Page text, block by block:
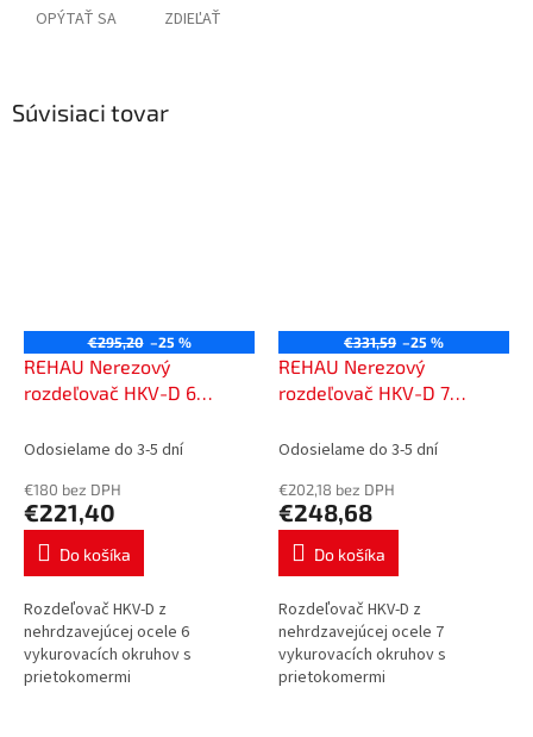
OPÝTAŤ SA ZDIEĽAŤ
Súvisiaci tovar
€295,20 –25 %
REHAU Nerezový
rozdeľovač HKV-D 6
prietokomermi,
Odosielame do 3-5 dní
€180 bez DPH
€221,40
Do košíka
Rozdeľovač HKV-D z
nehrdzavejúcej ocele 6
vykurovacích okruhov s
prietokomermi
€331,59 –25 %
REHAU Nerezový
rozdeľovač HKV-D 7
prietokomermi,
Odosielame do 3-5 dní
€202,18 bez DPH
€248,68
Do košíka
Rozdeľovač HKV-D z
nehrdzavejúcej ocele 7
vykurovacích okruhov s
prietokomermi